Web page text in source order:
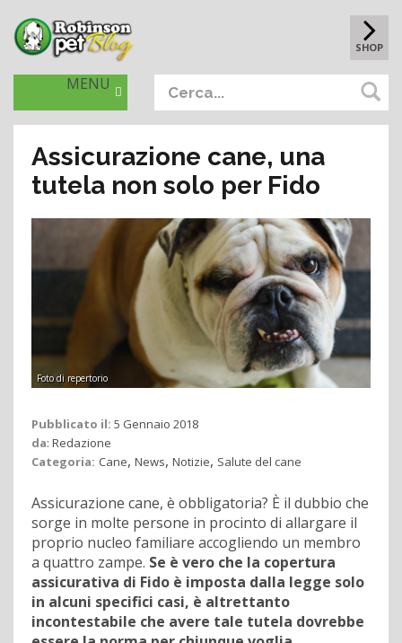
SHOP
MENU
Assicurazione cane, una
tutela non solo per Fido
Foto di repertorio
Pubblicato il: 5 Gennaio 2018
da: Redazione
Categoria: Cane, News, Notizie, Salute del cane
Assicurazione cane, è obbligatoria? È il dubbio che
sorge in molte persone in procinto di allargare il
proprio nucleo familiare accogliendo un membro
a quattro zampe. Se è vero che la copertura
assicurativa di Fido è imposta dalla legge solo
in alcuni specifici casi, è altrettanto
incontestabile che avere tale tutela dovrebbe